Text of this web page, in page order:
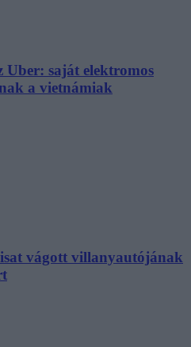
saját elektromos
a vietnámiak
vágott villanyautójának